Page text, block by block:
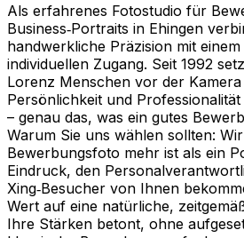
Als erfahrenes Fotostudio für
Business‑Portraits in Ehingen
handwerkliche Präzision mit
individuellen Zugang. Seit 1992
Lorenz Menschen vor der
Persönlichkeit und
– genau das, was ein gutes
Warum Sie uns wählen sollten:
Bewerbungsfoto mehr ist als ein
Eindruck, den
Xing‑Besucher von Ihnen
Wert auf eine natürliche,
Ihre Stärken betont, ohne